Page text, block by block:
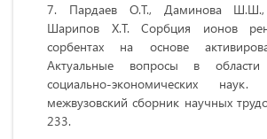
Пардаев О.Т., Даминова
Шарипов Х.Т. Сорбция ионов
сорбентах на основе
Актуальные вопросы в области
социально-экономических наук.
межвузовский сборник научных
233.